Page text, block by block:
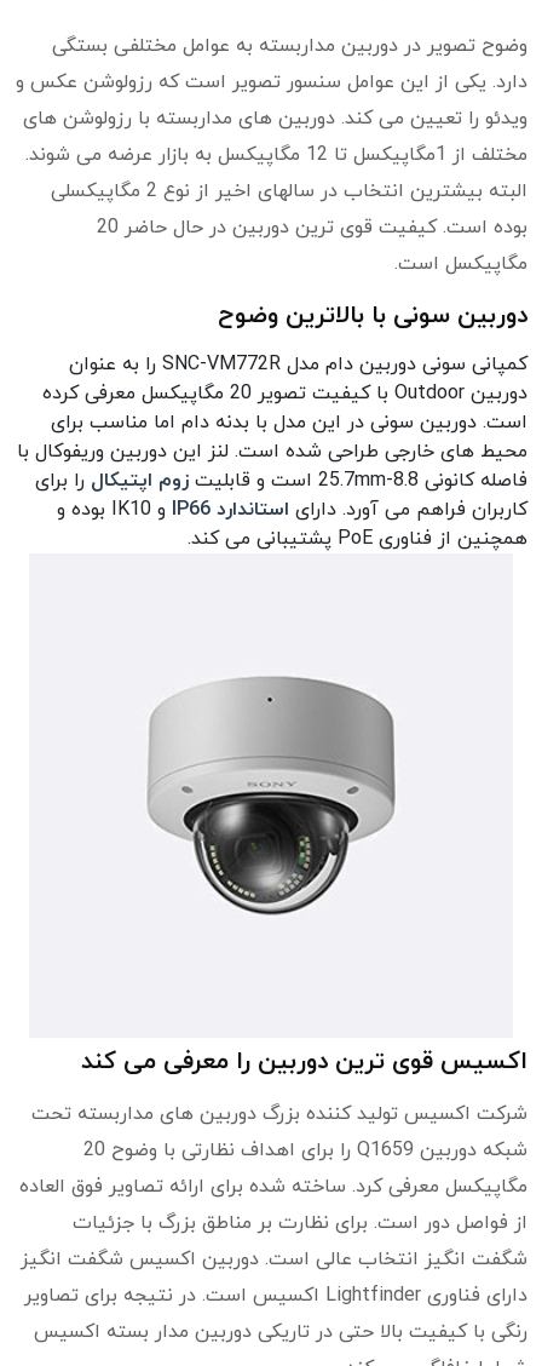
وضوح تصویر در دوربین مداربسته به عوامل مختلفی بستگی
دارد. یکی از این عوامل سنسور تصویر است که رزولوشن عکس و
ویدئو را تعیین می کند. دوربین های مداربسته با رزولوشن های
مختلف از 1مگاپیکسل تا 12 مگاپیکسل به بازار عرضه می شوند.
البته بیشترین انتخاب در سالهای اخیر از نوع 2 مگاپیکسلی
بوده است. کیفیت قوی ترین دوربین در حال حاضر 20
مگاپیکسل است.
دوربین سونی با بالاترین وضوح
کمپانی سونی دوربین دام مدل SNC-VM772R را به عنوان
دوربین Outdoor با کیفیت تصویر 20 مگاپیکسل معرفی کرده
است. دوربین سونی در این مدل با بدنه دام اما مناسب برای
محیط های خارجی طراحی شده است. لنز این دوربین وریفوکال با
فاصله کانونی 8.8-25.7mm است و قابلیت
زوم اپتیکال را برای
کاربران فراهم می آورد. دارای استاندارد IP66
و IK10 بوده و
همچنین از فناوری PoE پشتیبانی می کند.
اکسیس قوی ترین دوربین را معرفی می کند
شرکت اکسیس تولید کننده بزرگ دوربین های مداربسته تحت
شبکه دوربین Q1659 را برای اهداف نظارتی با وضوح 20
مگاپیکسل معرفی کرد. ساخته شده برای ارائه تصاویر فوق العاده
از فواصل دور است. برای نظارت بر مناطق بزرگ با جزئیات
شگفت انگیز انتخاب عالی است. دوربین اکسیس شگفت انگیز
دارای فناوری Lightfinder اکسیس است. در نتیجه برای تصاویر
رنگی با کیفیت بالا حتی در تاریکی دوربین مدار بسته اکسیس